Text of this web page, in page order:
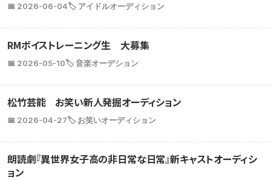
📅 2026-06-04🏷️ アイドルオーディション
RMボイストレーニング生 大募集
📅 2026-05-10🏷️ 音楽オーデション
松竹芸能 お笑い新人発掘オーディション
📅 2026-04-27🏷️ お笑いオーディション
朗読劇『異世界女子高の非日常な日常』新キャストオーディシ
ョン